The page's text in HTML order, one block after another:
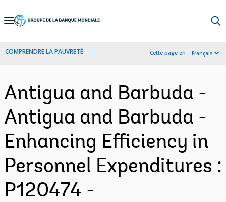
Skip
Navigation
COMPRENDRE LA PAUVRETÉ Cette page en : Français
Antigua and Barbuda -
Antigua and Barbuda -
Enhancing Efficiency in
Personnel Expenditures :
P120474 -